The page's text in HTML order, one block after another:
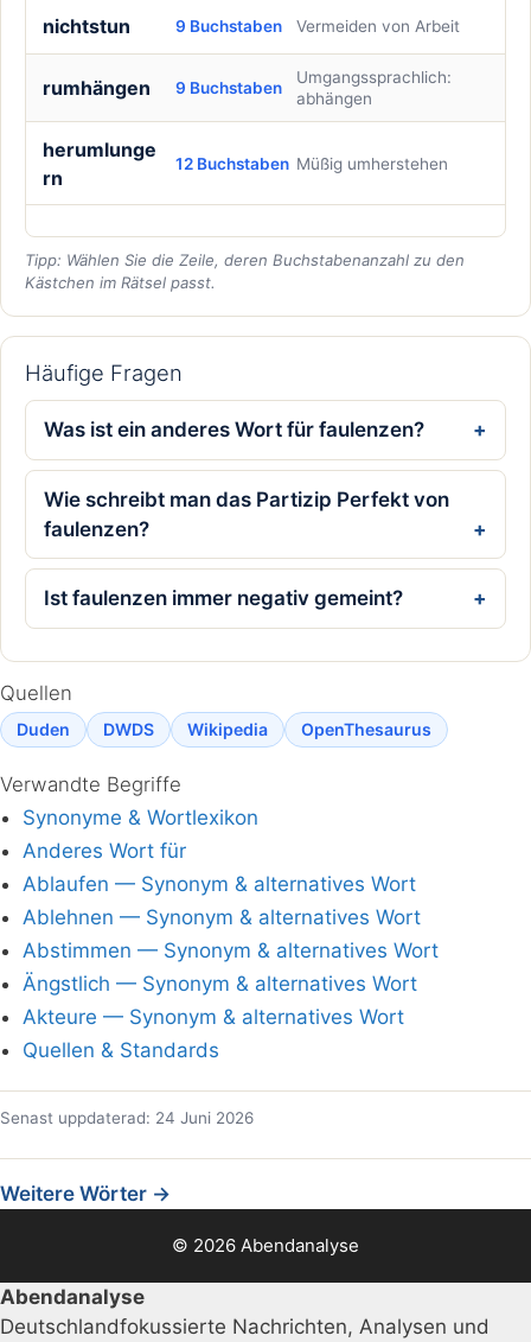
nichtstun 9 Buchstaben Vermeiden von Arbeit
rumhängen 9 Buchstaben
Umgangssprachlich:
abhängen
herumlunge
rn
12 Buchstaben Müßig umherstehen
Tipp: Wählen Sie die Zeile, deren Buchstabenanzahl zu den
Kästchen im Rätsel passt.
Häufige Fragen
Was ist ein anderes Wort für faulenzen?
Wie schreibt man das Partizip Perfekt von
faulenzen?
Ist faulenzen immer negativ gemeint?
Quellen
Duden DWDS Wikipedia OpenThesaurus
Verwandte Begriffe
Synonyme & Wortlexikon
Anderes Wort für
Ablaufen — Synonym & alternatives Wort
Ablehnen — Synonym & alternatives Wort
Abstimmen — Synonym & alternatives Wort
Ängstlich — Synonym & alternatives Wort
Akteure — Synonym & alternatives Wort
Quellen & Standards
Senast uppdaterad: 24 Juni 2026
Weitere Wörter →
© 2026 Abendanalyse
Abendanalyse
Deutschlandfokussierte Nachrichten, Analysen und